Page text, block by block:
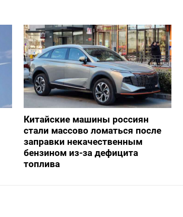
Китайские машины россиян
стали массово ломаться после
заправки некачественным
бензином из-за дефицита
топлива